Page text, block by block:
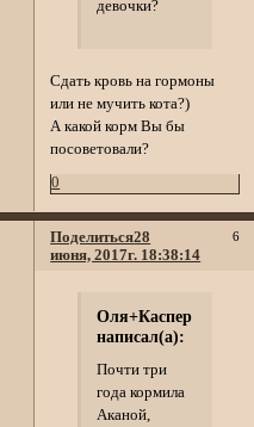
девочки?
Сдать кровь на гормоны
или не мучить кота?)
А какой корм Вы бы
посоветовали?
0
Поделиться 6
28
июня, 2017г. 18:38:14
Оля+Каспер
написал(а):
Почти три
года кормила
Аканой,